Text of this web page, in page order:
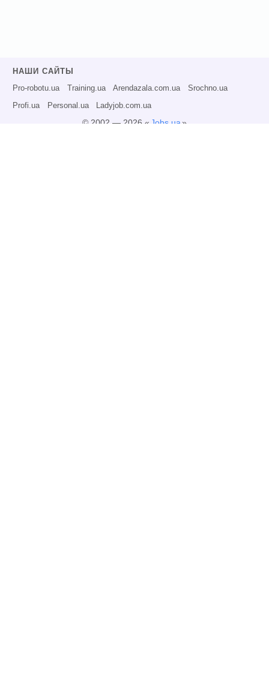
НАШИ САЙТЫ
Pro-robotu.ua Training.ua Arendazala.com.ua Srochno.ua
Profi.ua Personal.ua Ladyjob.com.ua
© 2002 — 2026 « Jobs.ua»